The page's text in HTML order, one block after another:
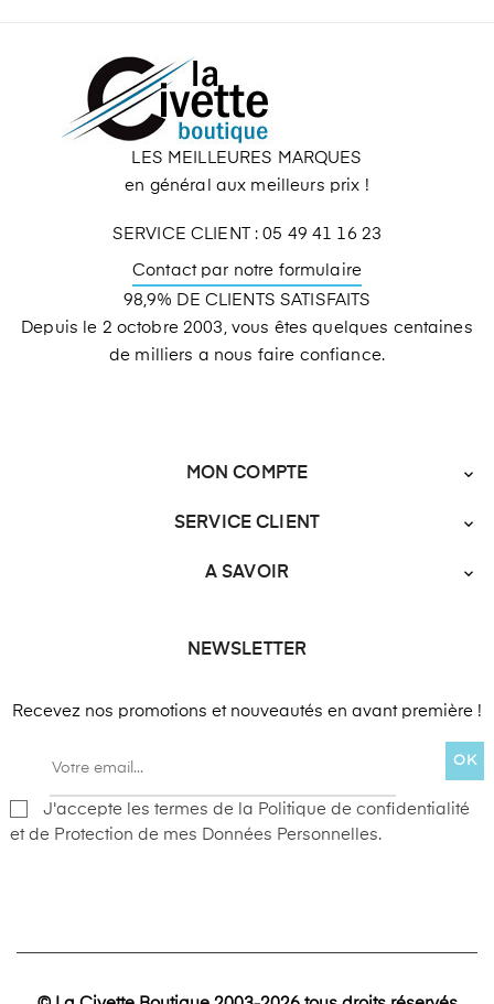
LES MEILLEURES MARQUES
en général aux meilleurs prix !
SERVICE CLIENT : 05 49 41 16 23
Contact par notre formulaire
98,9% DE CLIENTS SATISFAITS
Depuis le 2 octobre 2003, vous êtes quelques centaines
de milliers a nous faire confiance.
MON COMPTE 
SERVICE CLIENT 
A SAVOIR 
NEWSLETTER
Recevez nos promotions et nouveautés en avant première !
OK
J'accepte les termes de la Politique de confidentialité
et de Protection de mes Données Personnelles.